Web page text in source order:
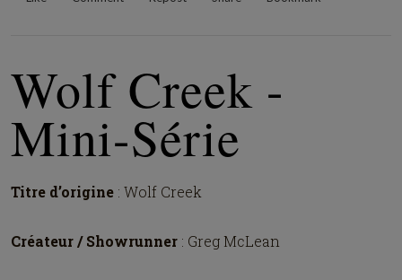
Wolf Creek -
Mini-Série
Titre d’origine : Wolf Creek
Créateur / Showrunner : Greg McLean